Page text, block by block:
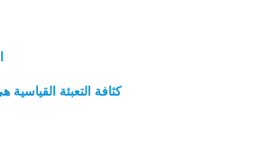
كثافة التعبئة القياسية هي 13 وحدة لكل علبة. تتوفر تكوينات التعبئة المخصصة للطلبات ذات الحجم الكبير لتحسين استخدام